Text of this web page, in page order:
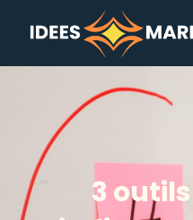
3